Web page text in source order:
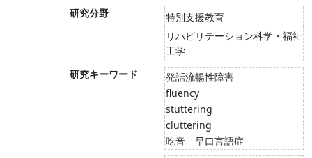
研究分野
特別支援教育
リハビリテーション科学・福祉
工学
研究キーワード
発話流暢性障害
fluency
stuttering
cluttering
吃音 早口言語症